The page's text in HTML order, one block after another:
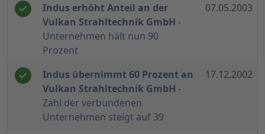
Indus erhöht Anteil an der
Vulkan Strahltechnik GmbH -
Unternehmen hält nun 90
Prozent
07.05.2003
Indus übernimmt 60 Prozent an
Vulkan Strahltechnik GmbH -
Zahl der verbundenen
Unternehmen steigt auf 39
17.12.2002